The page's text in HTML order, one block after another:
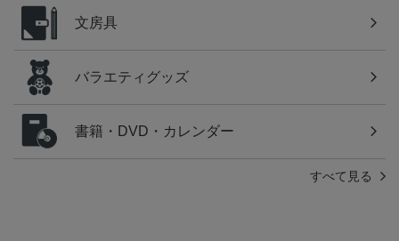
文房具
バラエティグッズ
書籍・DVD・カレンダー
すべて見る